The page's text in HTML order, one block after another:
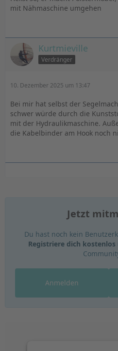
mit Nähmaschine umgehen
Kurtmieville
Verdränger
10. Dezember 2025 um 13:47
Bei mir hat selbst der
schwer würde durch die
mit der Hydraulikmaschine.
die Kabelbinder am Hook noch
Jetzt
Du hast noch kein
Registriere dich kostenlos
Anmelden